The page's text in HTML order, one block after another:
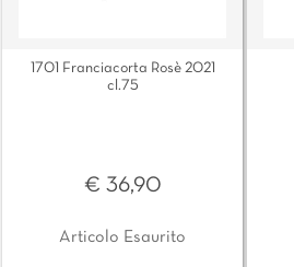
1701 Franciacorta Rosè 2021
cl.75
€ 36,90
Articolo Esaurito